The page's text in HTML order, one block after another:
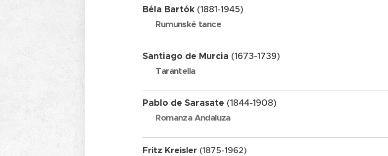
Béla Bartók (1881-1945)
Rumunské tance
Santiago de Murcia (1673-1739)
Tarantella
Pablo de Sarasate (1844-1908)
Romanza Andaluza
Fritz Kreisler (1875-1962)